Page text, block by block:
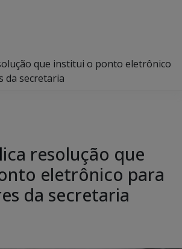
que institui o ponto eletrônico
da secretaria
resolução que
eletrônico para
da secretaria